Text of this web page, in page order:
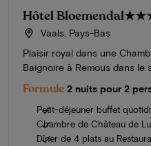
Hôtel Bloemendal
Vaals, Pays-Bas
Plaisir royal dans une
Baignoire à Remous dans le
Formule 2 nuits pour 2
Petit-déjeuner buffet
Chambre de Château de
Dîner de 4 plats au